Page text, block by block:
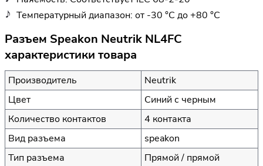
Температурный диапазон: от -30 °C до +80 °C
Разъем Speakon Neutrik NL4FC
характеристики товара
Производитель
Neutrik
Цвет
Синий с черным
Количество контактов
4 контакта
Вид разъема
speakon
Тип разъема
Прямой / прямой